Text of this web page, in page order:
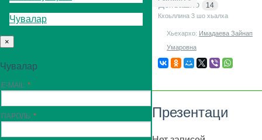
Чувалар
×
Чувалар
E-MAIL
ПАРОЛЬ
Декъашхо
14
Кхоьллина 3 шо хьалха
Хьехархо: Имадаева Зайнап
Умаровна
Презентаци